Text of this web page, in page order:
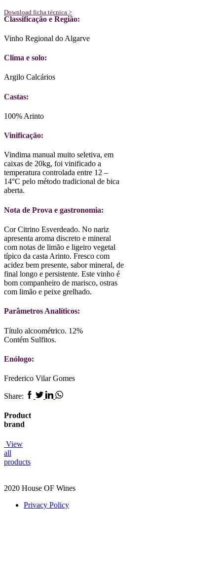
Download ficha técnica >
Classificação e Região:
Vinho Regional do Algarve
Clima e solo:
Argilo Calcários
Castas:
100% Arinto
Vinificação:
Vindima manual muito seletiva, em
caixas de 20kg, foi vinificado a
temperatura controlada entre 12 –
14°C pelo método tradicional de bica
aberta.
Nota de Prova e gastronomia:
Cor Citrino Esverdeado. No nariz
apresenta aroma discreto e mineral
com notas de limão e ligeiro vegetal
típico da casta Arinto. Fresco com
acidez bem presente, sabor mineral, de
final longo e persistente. Este vinho é
bom companheiro de marisco, ostras
com limão e peixe grelhado.
Parâmetros Analíticos:
Título alcoométrico. 12%
Contém Sulfitos.
Enólogo:
Frederico Vilar Gomes
Share: Facebook
TwitterLinkedin
Whatsapp
Product
brand
View
all
products
2020 House OF Wines
Privacy Policy